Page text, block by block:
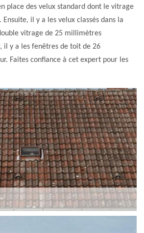
place des velux standard dont le vitrage
il y a les velux classés dans la
vitrage de 25 millimètres
il y a les fenêtres de toit de 26
Faites confiance à cet expert pour les